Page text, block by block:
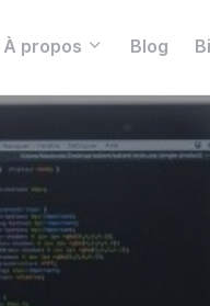
À propos Blog